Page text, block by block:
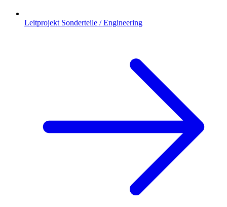
Leitprojekt Sonderteile / Engineering